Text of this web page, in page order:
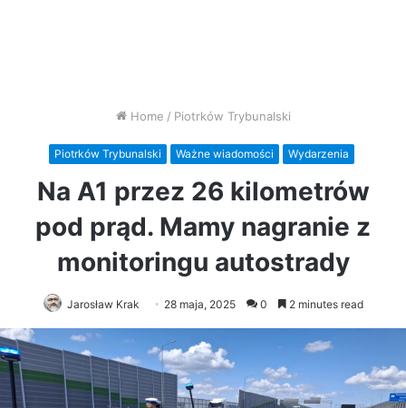
Home / Piotrków Trybunalski
Piotrków Trybunalski Ważne wiadomości Wydarzenia
Na A1 przez 26 kilometrów
pod prąd. Mamy nagranie z
monitoringu autostrady
Jarosław Krak 28 maja, 2025 0 2 minutes read